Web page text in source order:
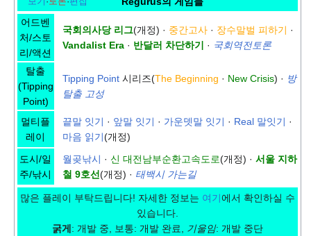
어드벤
처/스토
리/액션
국회의사당 리그(개정) · 중간고사· 장수말벌 피하기 ·
Vandalist Era· 반달러 차단하기 · 국회역전토론
탈출
(Tipping
Point)
Tipping Point시리즈(The Beginning · New Crisis) · 방
탈출 고성
멀티플
레이
끝말 잇기 · 앞말 잇기 · 가운뎃말 잇기 · Real 말잇기 ·
마음 읽기(개정)
도시/일
주/낚시
월곶낚시 · 신 대전남부순환고속도로(개정) · 서울 지하
철 9호선(개정) · 태백시 가는길
많은 플레이 부탁드립니다! 자세한 정보는 여기에서 확인하실 수
있습니다.
굵게 : 개발 중, 보통: 개발 완료, 기울임: 개발 중단